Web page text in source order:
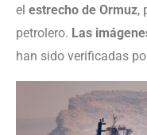
el estrecho de Ormuz,
petrolero. Las
han sido verificadas